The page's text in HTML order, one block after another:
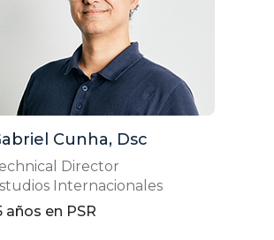
Cunha, Dsc
Director
Internacionales
años en PSR